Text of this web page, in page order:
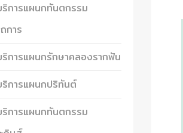
ริการแผนกทันตกรรม
การ
ริการแผนกรักษาคลองรากฟัน
ริการแผนกปริทันต์
ริการแผนกทันตกรรม